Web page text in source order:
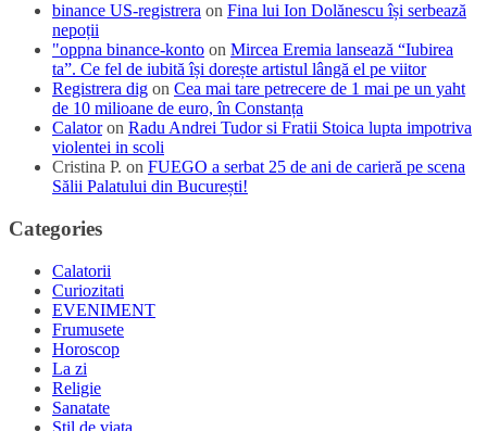
binance US-registrera on Fina lui Ion Dolănescu își serbează
nepoții
"oppna binance-konto on Mircea Eremia lansează “Iubirea
ta”. Ce fel de iubită își dorește artistul lângă el pe viitor
Registrera dig on Cea mai tare petrecere de 1 mai pe un yaht
de 10 milioane de euro, în Constanța
Calatoron Radu Andrei Tudor si Fratii Stoica lupta impotriva
violentei in scoli
Cristina P. on FUEGO a serbat 25 de ani de carieră pe scena
Sălii Palatului din București!
Categories
Calatorii
Curiozitati
EVENIMENT
Frumusete
Horoscop
La zi
Religie
Sanatate
Stil de viata